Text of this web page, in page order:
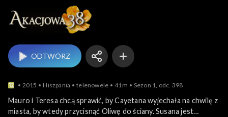
ODTWÓRZ
2015 Hiszpania telenowele 41m Sezon 1, odc. 398
Mauro i Teresa chcą sprawić, by Cayetana wyjechała na chwilę z
miasta, by wtedy przycisnąć Oliwę do ściany. Susana jest